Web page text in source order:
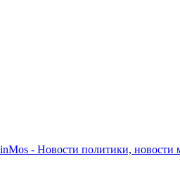
- Новости политики, новости